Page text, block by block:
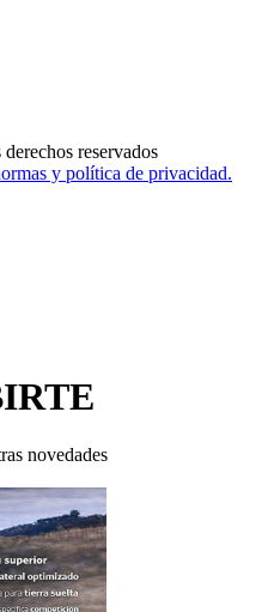
reservados
y política de privacidad.